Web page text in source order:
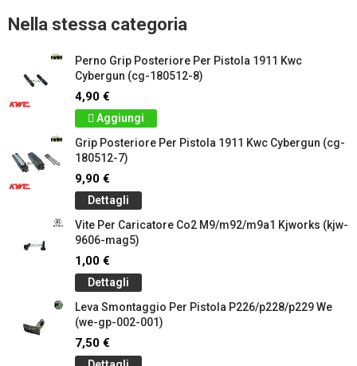
Nella stessa categoria
Perno Grip Posteriore Per Pistola 1911 Kwc
Cybergun (cg-180512-8)
4,90 €
Aggiungi
Grip Posteriore Per Pistola 1911 Kwc Cybergun (cg-
180512-7)
9,90 €
Dettagli
Vite Per Caricatore Co2 M9/m92/m9a1 Kjworks (kjw-
9606-mag5)
1,00 €
Dettagli
Leva Smontaggio Per Pistola P226/p228/p229 We
(we-gp-002-001)
7,50 €